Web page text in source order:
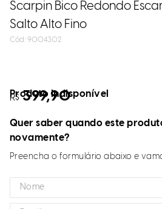
Scarpin Bico Redondo
Salto Alto Fino
: 9004302
R$ 399,90
Produto indisponível
Quer saber quando este
novamente?
Preencha o formulário abaixo e